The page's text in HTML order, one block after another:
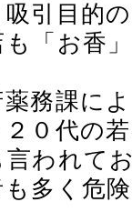
吸引目的
も「お香
務課によ
２０代の
言われて
も多く危